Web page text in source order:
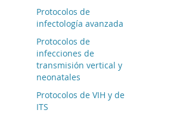
Protocolos de
infectología avanzada
Protocolos de
infecciones de
transmisión vertical y
neonatales
Protocolos de VIH y de
ITS